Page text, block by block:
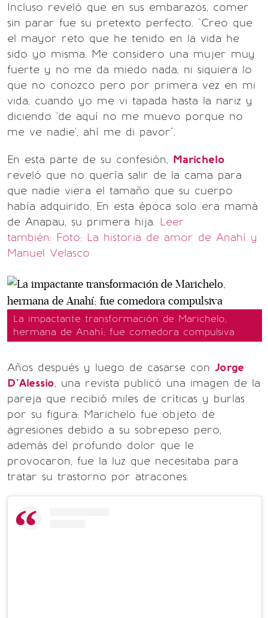
Incluso reveló que en sus embarazos, comer
sin parar fue su pretexto perfecto. "Creo que
el mayor reto que he tenido en la vida he
sido yo misma. Me considero una mujer muy
fuerte y no me da miedo nada, ni siquiera lo
que no conozco pero por primera vez en mi
vida, cuando yo me vi tapada hasta la nariz y
diciendo 'de aquí no me muevo porque no
me ve nadie', ahí me di pavor".
En esta parte de su confesión, Marichelo
reveló que no quería salir de la cama para
que nadie viera el tamaño que su cuerpo
había adquirido. En esta época solo era mamá
de Anapau, su primera hija. Leer
también: Foto: La historia de amor de Anahí y
Manuel Velasco
La impactante transformación de Marichelo,
hermana de Anahí; fue comedora compulsiva
Años después y luego de casarse con Jorge
D'Alessio, una revista publicó una imagen de la
pareja que recibió miles de críticas y burlas
por su figura: Marichelo fue objeto de
agresiones debido a su sobrepeso pero,
además del profundo dolor que le
provocaron, fue la luz que necesitaba para
tratar su trastorno por atracones.